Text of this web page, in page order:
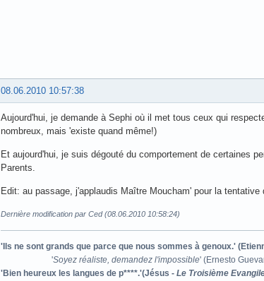
08.06.2010 10:57:38
Aujourd'hui, je demande à Sephi où il met tous ceux qui
nombreux, mais 'existe quand même!)
Et aujourd'hui, je suis dégouté du comportement de certaines
Parents.
Edit: au passage, j'applaudis Maître Moucham' pour la tentative
Dernière modification par Ced (08.06.2010 10:58:24)
'Ils ne sont grands que parce que nous sommes à genoux.'
'Soyez réaliste, demandez l'impossible' (Ernesto
'Bien heureux les langues de p****.'(Jésus - Le Troisième